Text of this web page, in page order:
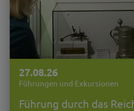
27.08.26
Führungen und Exkursionen
Führung durch das